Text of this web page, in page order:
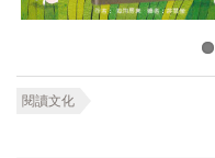
閱讀文化